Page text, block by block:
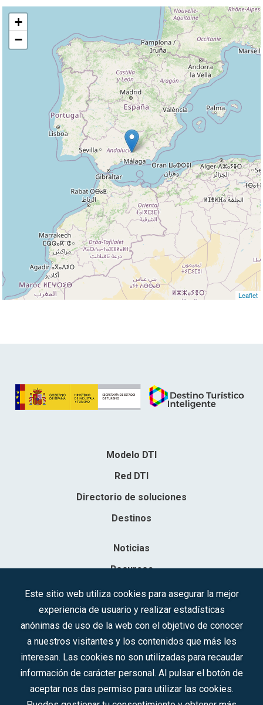
+
−
Leaflet
Modelo DTI
Red DTI
Directorio de soluciones
Destinos
Noticias
Recursos
Contacto
Sociedad Mercantil Estatal para la Gestión de la Innovación y las
Inscrita en el R.M. de Madrid, T, 12593, Se. 8, F. 129, H. 201.307.
C.I.F.: A-81/874.984
Síguenos en redes sociales:
Este sitio web utiliza cookies para asegurar la mejor
experiencia de usuario y realizar estadísticas
anónimas de uso de la web con el objetivo de conocer
a nuestros visitantes y los contenidos que más les
interesan. Las cookies no son utilizadas para recaudar
información de carácter personal. Al pulsar el botón de
aceptar nos das permiso para utilizar las cookies.